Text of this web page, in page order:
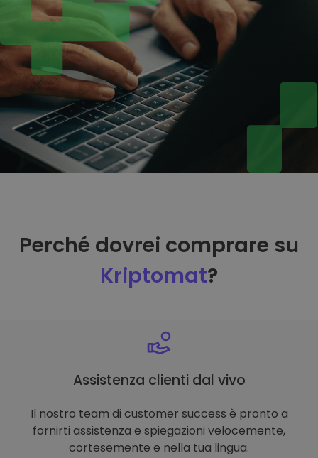
Perché dovrei comprare su
Kriptomat?
Assistenza clienti dal vivo
Il nostro team di customer success è pronto a
fornirti assistenza e spiegazioni velocemente,
cortesemente e nella tua lingua.